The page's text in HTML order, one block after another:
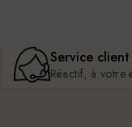
Service client
Réactif, à votre